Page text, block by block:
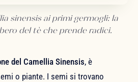
sinensis ai primi germogli: la
del tè che prende radici.
del Camellia Sinensis, è
o piante. I semi si trovano